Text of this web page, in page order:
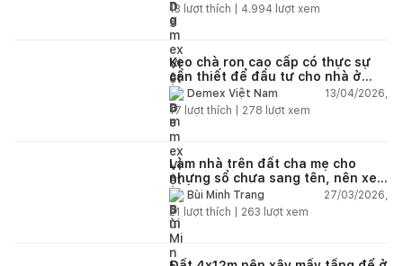
13 lượt thích | 4.994 lượt xem
Keo chà ron cao cấp có thực sự
cần thiết để đầu tư cho nhà ở
dân dụng?
Demex Việt Nam
13/04/2026,
17 lượt thích | 278 lượt xem
Làm nhà trên đất cha mẹ cho
nhưng sổ chưa sang tên, nên xem
tuổi ai?
Bùi Minh Trang
27/03/2026,
21
lượt thích | 263 lượt xem